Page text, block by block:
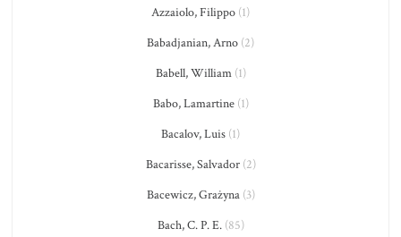
Azzaiolo, Filippo (1)
Babadjanian, Arno (2)
Babell, William(1)
Babo, Lamartine(1)
Bacalov, Luis (1)
Bacarisse, Salvador(2)
Bacewicz, Grażyna(3)
Bach, C. P. E.(85)